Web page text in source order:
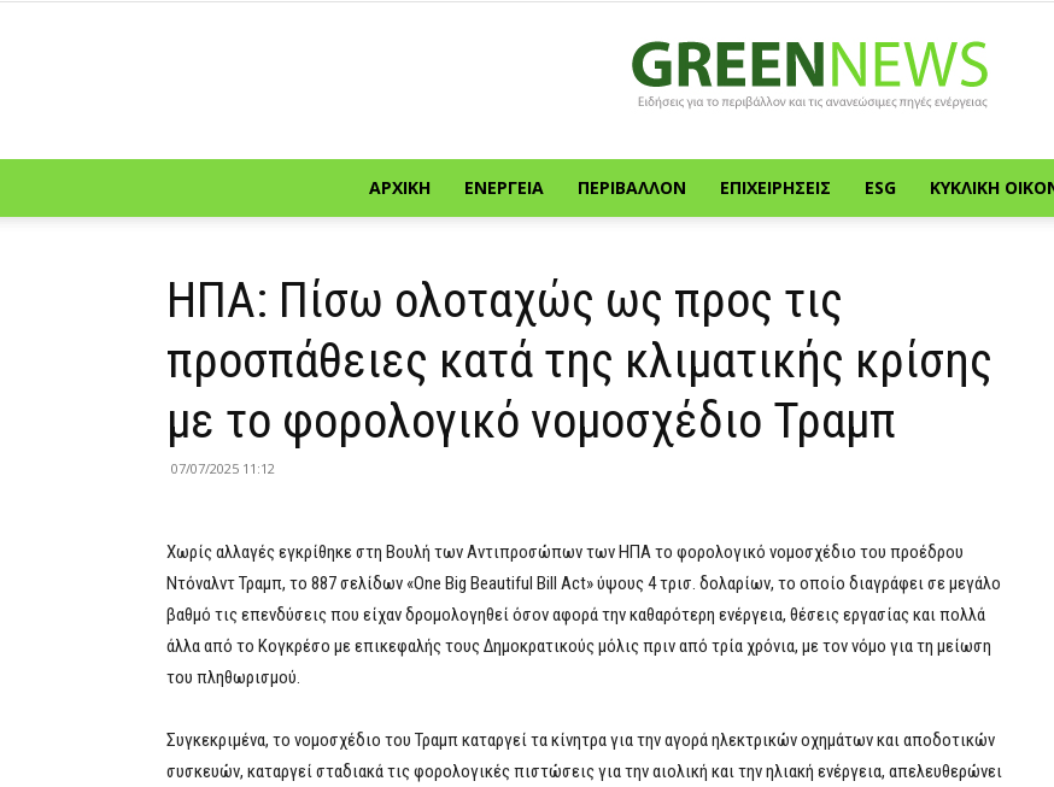
Green
News
ΑΡΧΙΚΉ ΕΝΈΡΓΕΙΑ ΠΕΡΙΒΆΛΛΟΝ ΕΠΙΧΕΙΡΉΣΕΙΣ ESG ΚΥΚΛΙΚΉ
ΗΠΑ: Πίσω ολοταχώς ως προς τις
προσπάθειες κατά της κλιματικής κρίσης
με το φορολογικό νομοσχέδιο Τραμπ
07/07/2025 11:12
Χωρίς αλλαγές εγκρίθηκε στη Βουλή των Αντιπροσώπων των ΗΠΑ το φορολογικό νομοσχέδιο του προέδρου
Ντόναλντ Τραμπ, το 887 σελίδων «One Big Beautiful Bill Act» ύψους 4 τρισ. δολαρίων, το οποίο διαγράφει σε μεγάλο
βαθμό τις επενδύσεις που είχαν δρομολογηθεί όσον αφορά την καθαρότερη ενέργεια, θέσεις εργασίας και πολλά
άλλα από το Κογκρέσο με επικεφαλής τους Δημοκρατικούς μόλις πριν από τρία χρόνια, με τον νόμο για τη μείωση
του πληθωρισμού.
Συγκεκριμένα, το νομοσχέδιο του Τραμπ καταργεί τα κίνητρα για την αγορά ηλεκτρικών οχημάτων και αποδοτικών
συσκευών, καταργεί σταδιακά τις φορολογικές πιστώσεις για την αιολική και την ηλιακή ενέργεια, απελευθερώνει